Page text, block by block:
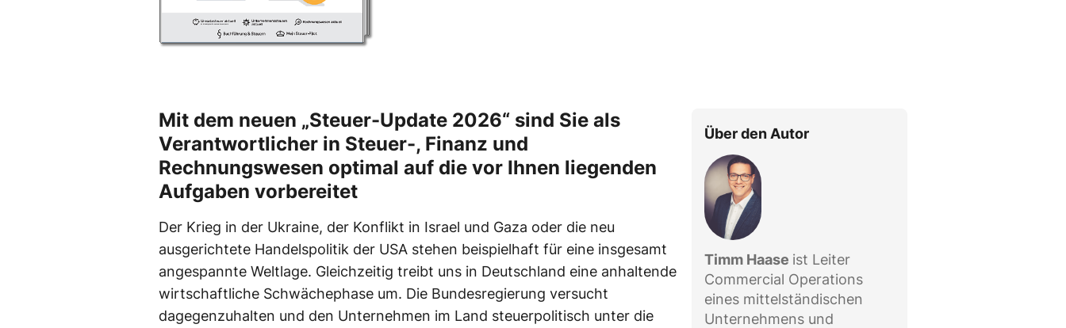
Mit dem neuen „Steuer-Update 2026“ sind Sie als
Verantwortlicher in Steuer-, Finanz und
Rechnungswesen optimal auf die vor Ihnen liegenden
Aufgaben vorbereitet
Der Krieg in der Ukraine, der Konflikt in Israel und Gaza oder die neu
ausgerichtete Handelspolitik der USA stehen beispielhaft für eine insgesamt
angespannte Weltlage. Gleichzeitig treibt uns in Deutschland eine anhaltende
wirtschaftliche Schwächephase um. Die Bundesregierung versucht
dagegenzuhalten und den Unternehmen im Land steuerpolitisch unter die
Über den Autor
Timm Haase ist Leiter
Commercial Operations
eines mittelständischen
Unternehmens und